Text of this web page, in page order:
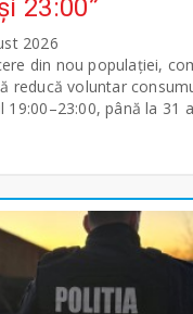
23:00”
2026
din nou populației,
reducă voluntar
19:00–23:00, până la 31